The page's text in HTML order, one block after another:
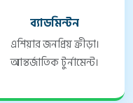
ব্যাডমিন্টন
এশিয়ার জনপ্রিয় ক্রীড়া।
আন্তর্জাতিক টুর্নামেন্ট।